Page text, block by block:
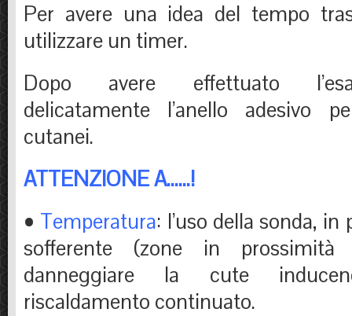
Per avere una idea del tempo
utilizzare un timer.
Dopo avere effettuato
delicatamente l’anello adesivo
cutanei.
ATTENZIONE A……!
• Temperatura: l’uso della sonda,
sofferente (zone in
danneggiare la cute
riscaldamento continuato.